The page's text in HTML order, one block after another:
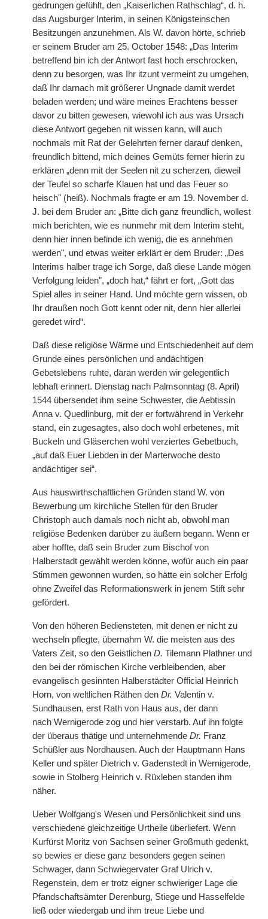
gedrungen gefühlt, den „Kaiserlichen Rathschlag“, d. h.
das Augsburger Interim, in seinen Königsteinschen
Besitzungen anzunehmen. Als W. davon hörte, schrieb
er seinem Bruder am 25. October 1548: „Das Interim
betreffend bin ich der Antwort fast hoch erschrocken,
denn zu besorgen, was Ihr itzunt vermeint zu umgehen,
daß Ihr darnach mit größerer Ungnade damit werdet
beladen werden; und wäre meines Erachtens besser
davor zu bitten gewesen, wiewohl ich aus was Ursach
diese Antwort gegeben nit wissen kann, will auch
nochmals mit Rat der Gelehrten ferner darauf denken,
freundlich bittend, mich deines Gemüts ferner hierin zu
erklären „denn mit der Seelen nit zu scherzen, dieweil
der Teufel so scharfe Klauen hat und das Feuer so
heisch" (heiß). Nochmals fragte er am 19. November d.
J. bei dem Bruder an: „Bitte dich ganz freundlich, wollest
mich berichten, wie es nunmehr mit dem Interim steht,
denn hier innen befinde ich wenig, die es annehmen
werden", und etwas weiter erklärt er dem Bruder: „Des
Interims halber trage ich Sorge, daß diese Lande mögen
Verfolgung leiden", „doch hat,“ fährt er fort, „Gott das
Spiel alles in seiner Hand. Und möchte gern wissen, ob
Ihr draußen noch Gott kennt oder nit, denn hier allerlei
geredet wird“.
Daß diese religiöse Wärme und Entschiedenheit auf dem
Grunde eines persönlichen und andächtigen
Gebetslebens ruhte, daran werden wir gelegentlich
lebhaft erinnert. Dienstag nach Palmsonntag (8. April)
1544 übersendet ihm seine Schwester, die Aebtissin
Anna v. Quedlinburg, mit der er fortwährend in Verkehr
stand, ein zugesagtes, also doch wohl erbetenes, mit
Buckeln und Gläserchen wohl verziertes Gebetbuch,
„auf daß Euer Liebden in der Marterwoche desto
andächtiger sei“.
Aus hauswirthschaftlichen Gründen stand W. von
Bewerbung um kirchliche Stellen für den Bruder
Christoph auch damals noch nicht ab, obwohl man
religiöse Bedenken darüber zu äußern begann. Wenn er
aber hoffte, daß sein Bruder zum Bischof von
Halberstadt gewählt werden könne, wofür auch ein paar
Stimmen gewonnen wurden, so hätte ein solcher Erfolg
ohne Zweifel das Reformationswerk in jenem Stift sehr
gefördert.
Von den höheren Bediensteten, mit denen er nicht zu
wechseln pflegte, übernahm W. die meisten aus des
Vaters Zeit, so den Geistlichen D. Tilemann Plathner und
den bei der römischen Kirche verbleibenden, aber
evangelisch gesinnten Halberstädter Official Heinrich
Horn, von weltlichen Räthen den Dr. Valentin v.
Sundhausen, erst Rath von Haus aus, der dann
nach Wernigerode zog und hier verstarb. Auf ihn folgte
der überaus thätige und unternehmende Dr. Franz
Schüßler aus Nordhausen. Auch der Hauptmann Hans
Keller und später Dietrich v. Gadenstedt in Wernigerode,
sowie in Stolberg Heinrich v. Rüxleben standen ihm
näher.
Ueber Wolfgang's Wesen und Persönlichkeit sind uns
verschiedene gleichzeitige Urtheile überliefert. Wenn
Kurfürst Moritz von Sachsen seiner Großmuth gedenkt,
so bewies er diese ganz besonders gegen seinen
Schwager, dann Schwiegervater Graf Ulrich v.
Regenstein, dem er trotz eigner schwieriger Lage die
Pfandschaftsämter Derenburg, Stiege und Hasselfelde
ließ oder wiedergab und ihm treue Liebe und